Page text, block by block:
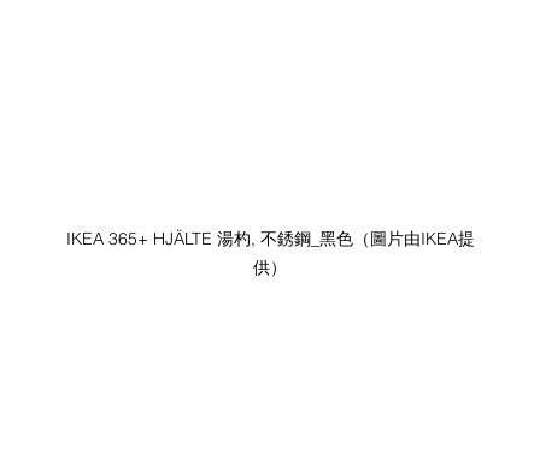
IKEA 365+ HJÄLTE 湯杓, 不銹鋼_黑色（圖片由IKEA提
供）